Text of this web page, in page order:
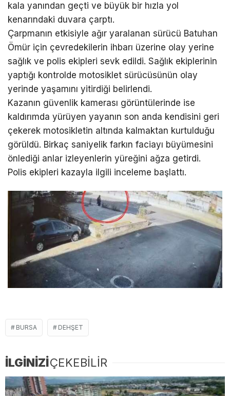
kala yanından geçti ve büyük bir hızla yol
kenarındaki duvara çarptı.
Çarpmanın etkisiyle ağır yaralanan sürücü Batuhan
Ömür için çevredekilerin ihbarı üzerine olay yerine
sağlık ve polis ekipleri sevk edildi. Sağlık ekiplerinin
yaptığı kontrolde motosiklet sürücüsünün olay
yerinde yaşamını yitirdiği belirlendi.
Kazanın güvenlik kamerası görüntülerinde ise
kaldırımda yürüyen yayanın son anda kendisini geri
çekerek motosikletin altında kalmaktan kurtulduğu
görüldü. Birkaç saniyelik farkın faciayı büyümesini
önlediği anlar izleyenlerin yüreğini ağza getirdi.
Polis ekipleri kazayla ilgili inceleme başlattı.
BURSA DEHŞET
İLGİNİZİÇEKEBİLİR